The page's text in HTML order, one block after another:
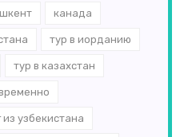
канада
тур в иорданию
тур в казахстан
из узбекистана